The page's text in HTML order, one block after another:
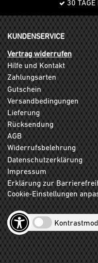
30 TAGE
KUNDENSERVICE
Vertrag widerrufen
Hilfe und Kontakt
Zahlungsarten
Gutschein
Versandbedingungen
Lieferung
Rücksendung
AGB
Widerrufsbelehrung
Datenschutzerklärung
Impressum
Erklärung zur
Cookie-Einstellungen